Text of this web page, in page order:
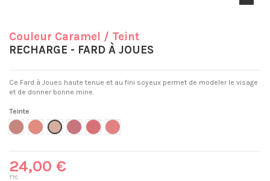
Couleur Caramel / Teint
RECHARGE - FARD À JOUES
Ce Fard à Joues haute tenue et au fini soyeux permet de modeler le visage
et de donner bonne mine.
Teinte
051- Pêche052-Rose fraicheur
053-Rose lumière
057 - Vieux rose
068- Pêche éclat
069- Rose éclat
24,00 €
TTC